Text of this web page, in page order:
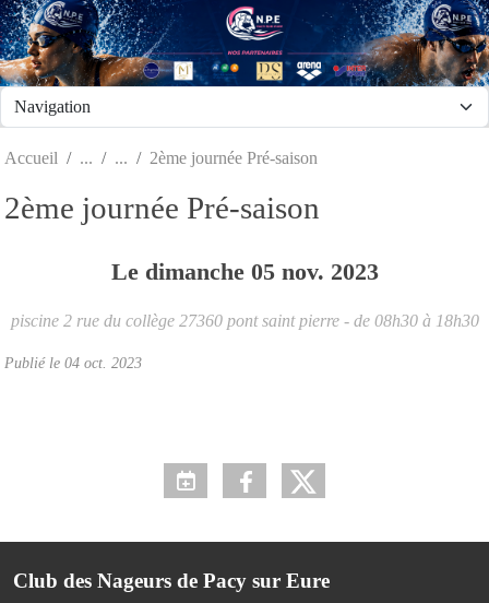
Accueil 2ème journée Pré-saison
2ème journée Pré-saison
Le dimanche 05 nov. 2023
piscine 2 rue du collège 27360 pont saint pierre - de 08h30 à 18h30
Publié le 04 oct. 2023
Club des Nageurs de Pacy sur Eure
Panneau de gestion des cookies